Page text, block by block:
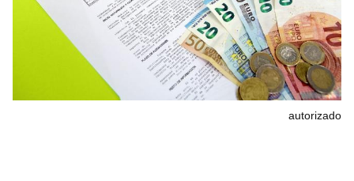
autorizado